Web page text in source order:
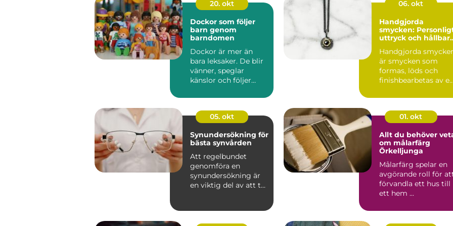
20. okt
Dockor som följer
barn genom
barndomen
Dockor är mer än
bara leksaker. De blir
vänner, speglar
känslor och följer
utveckli...
06. okt
Handgjorda
smycken:
uttryck och hållbar
Handgjorda
är smycken som
formas, löds och
finishbearbetas av
05. okt
Synundersökning för
bästa synvården
Att regelbundet
genomföra en
synundersökning är
en viktig del av att ta
01. okt
Allt du behöver
om målarfärg
Örkelljunga
Målarfärg spelar en
avgörande roll för
förvandla ett hus till
ett hem ...